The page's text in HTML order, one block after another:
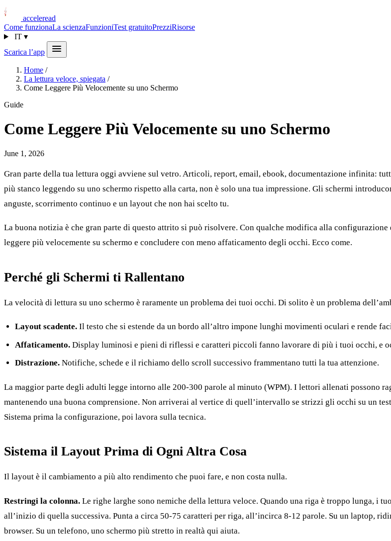
acceleread
Come funzionaLa scienzaFunzioniTest gratuitoPrezziRisorse
IT ▾
Scarica l’app
Home /
La lettura veloce, spiegata /
Come Leggere Più Velocemente su uno Schermo
Guide
Come Leggere Più Velocemente su uno Schermo
June 1, 2026
Gran parte della tua lettura oggi avviene sul vetro. Articoli, report, email, ebook, documentazione infinita:
più stanco leggendo su uno schermo rispetto alla carta, non è solo una tua impressione. Gli schermi
anguste, scorrimento continuo e un layout che non hai scelto tu.
La buona notizia è che gran parte di questo attrito si può risolvere. Con qualche modifica alla
leggere più velocemente su schermo e concludere con meno affaticamento degli occhi. Ecco come.
Perché gli Schermi ti Rallentano
La velocità di lettura su uno schermo è raramente un problema dei tuoi occhi. Di solito è un problema
Layout scadente. Il testo che si estende da un bordo all’altro impone lunghi movimenti oculari e rende
Affaticamento. Display luminosi e pieni di riflessi e caratteri piccoli fanno lavorare di più i tuoi occhi, e
Distrazione. Notifiche, schede e il richiamo dello scroll successivo frammentano tutti la tua attenzione.
La maggior parte degli adulti legge intorno alle 200-300 parole al minuto (WPM). I lettori allenati possono
mantenendo una buona comprensione. Non arriverai al vertice di quell’intervallo se strizzi gli occhi su un
Sistema prima la configurazione, poi lavora sulla tecnica.
Sistema il Layout Prima di Ogni Altra Cosa
Il layout è il cambiamento a più alto rendimento che puoi fare, e non costa nulla.
Restringi la colonna. Le righe larghe sono nemiche della lettura veloce. Quando una riga è troppo lunga, i
all’inizio di quella successiva. Punta a circa 50-75 caratteri per riga, all’incirca 8-12 parole. Su un laptop,
browser. Su un telefono, uno schermo più stretto in realtà qui aiuta.